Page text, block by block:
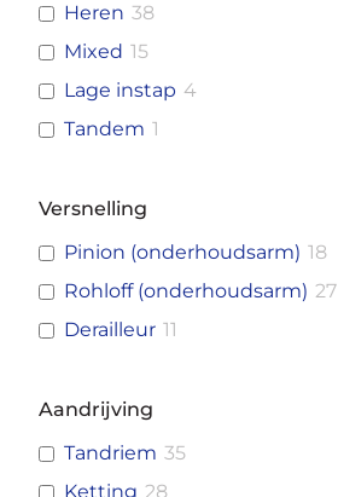
Heren 38
Mixed 15
Lage instap 4
Tandem 1
Versnelling
Pinion (onderhoudsarm) 18
Rohloff (onderhoudsarm) 27
Derailleur 11
Aandrijving
Tandriem 35
Ketting 28